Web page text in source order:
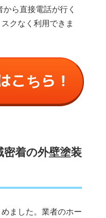
ら直接電話が⾏く
クなく利⽤できま
こちら！
着の外壁塗装
ました。業者のホー